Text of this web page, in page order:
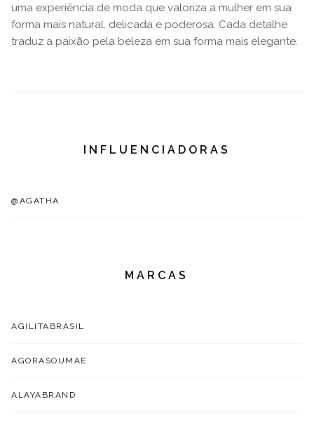
uma experiência de moda que valoriza a mulher em sua
forma mais natural, delicada e poderosa. Cada detalhe
traduz a paixão pela beleza em sua forma mais elegante.
INFLUENCIADORAS
@AGATHA
MARCAS
AGILITABRASIL
AGORASOUMAE
ALAYABRAND